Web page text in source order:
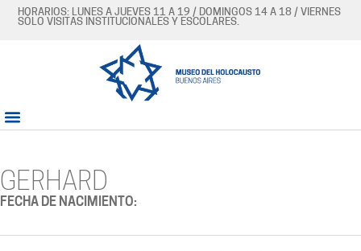
HORARIOS: LUNES A JUEVES 11 A 19 / DOMINGOS 14 A 18 / VIERNES
SÓLO VISITAS INSTITUCIONALES Y ESCOLARES.
GERHARD
FECHA DE NACIMIENTO: